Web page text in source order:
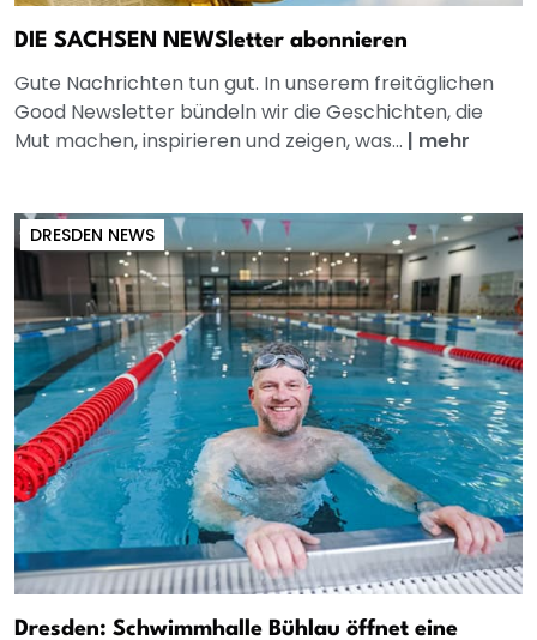
DIE SACHSEN NEWSletter abonnieren
Gute Nachrichten tun gut. In unserem freitäglichen
Good Newsletter bündeln wir die Geschichten, die
Mut machen, inspirieren und zeigen, was... | mehr
DRESDEN NEWS
Dresden: Schwimmhalle Bühlau öffnet eine